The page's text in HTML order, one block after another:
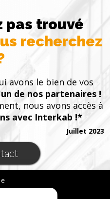
pas trouvé
recherchez
avons le bien de vos
un de nos partenaires !
nous avons accès à
avec Interkab !*
Juillet 2023
se